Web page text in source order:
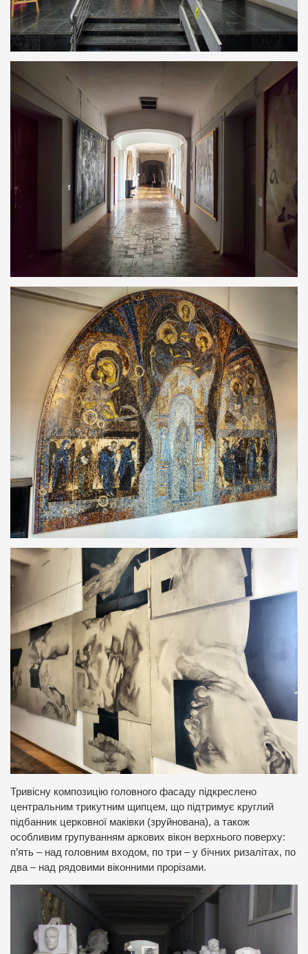
Тривісну композицію головного фасаду підкреслено
центральним трикутним щипцем, що підтримує круглий
підбанник церковної маківки (зруйнована), а також
особливим групуванням аркових вікон верхнього поверху:
п’ять – над головним входом, по три – у бічних ризалітах, по
два – над рядовими віконними прорізами.